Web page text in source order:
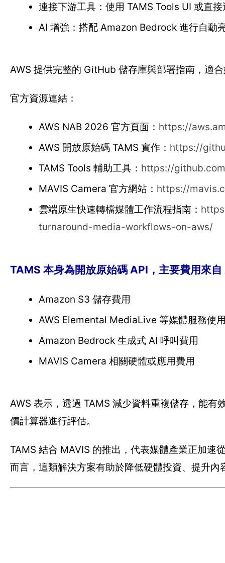
連接下游工具：使用 TAMS Tools UI 或直
AI 增強：搭配 Amazon Bedrock 進行自動
AWS 提供完整的 GitHub 儲存庫與部署指南，適
官方資源連結：
AWS NAB 2026 官方頁面： https://
AWS 開放原始碼 TAMS 實作： https://
TAMS Tools 輔助工具： https://
MAVIS Camera 官方網站： https://
雲端原生快速轉檔媒體工作流程指南：
turnaround-media-workflows-on-aws/
TAMS 本身為開放原始碼 API，主要費用來
Amazon S3 儲存費用
AWS Elemental MediaLive 等媒體服務使
Amazon Bedrock 生成式 AI 呼叫費用
MAVIS Camera 相關硬體或應用費用
AWS 表示，透過 TAMS 減少資料重複儲存，能
價計算器進行評估。
TAMS 結合 MAVIS 的推出，代表媒體產業正加速
而言，這類解決方案有助於降低硬體投資、提升